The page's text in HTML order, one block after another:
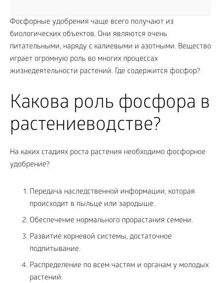
Фосфорные удобрения чаще всего получают из
биологических объектов. Они являются очень
питательными, наряду с калиевыми и азотными. Вещество
играет огромную роль во многих процессах
жизнедеятельности растений. Где содержится фосфор?
Какова роль фосфора в
растениеводстве?
На каких стадиях роста растения необходимо фосфорное
удобрение?
Передача наследственной информации, которая
происходит в пыльце или зародыше.
Обеспечение нормального прорастания семени.
Развитие корневой системы, достаточное
подпитывание.
Распределение по всем частям и органам у молодых
растений.